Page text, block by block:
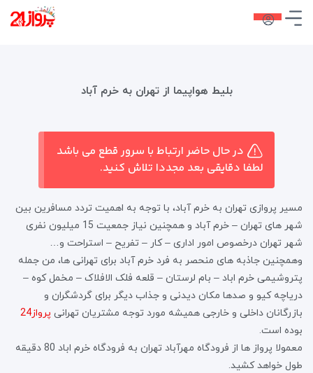
بلیط هواپیما از تهران به خرم آباد
در حال حاضر ارتباط با سرور قطع می باشد
لطفا دقایقی بعد مجددا تلاش کنید.
مسیر پروازی تهران به خرم آباد، با توجه به اهمیت تردد مسافرین بین
شهر های تهران – خرم آباد و همچنین نیاز جمعیت 15 میلیون نفری
شهر تهران درخصوص امور اداری – کار – تفریح – استراحت و…
وهمچنین جاذبه های منحصر به فرد خرم آباد برای تهرانی ها، من جمله
پتروشیمی خرم اباد – بام لرستان – قلعه فلک الافلاک – مخمل کوه –
دریاچه کیو و صدها مکان دیدنی و جذاب دیگر برای گردشگران و
بازرگانان داخلی و خارجی همیشه مورد توجه مشتریان تهرانی پرواز24
بوده است.
معمولا پرواز ها از فرودگاه مهرآباد تهران به فرودگاه خرم اباد 80 دقیقه
طول خواهد کشید.